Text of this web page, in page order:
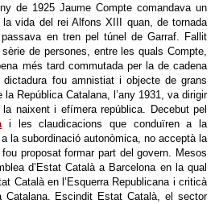
de 1925 Jaume Compte comandava un
vida del rei Alfons XIII quan, de tornada
en tren pel túnel de Garraf. Fallit
sèrie de persones, entre les quals Compte,
més tard commutada per la de cadena
fou amnistiat i objecte de grans
República Catalana, l’any 1931, va dirigir
naixent i efímera república. Decebut pel
i les claudicacions que conduïren a la
la subordinació autonòmica, no acceptà la
proposat formar part del govern. Mesos
d’Estat Català a Barcelona en la qual
Català en l’Esquerra Republicana i criticà
Catalana. Escindit Estat Català, el sector